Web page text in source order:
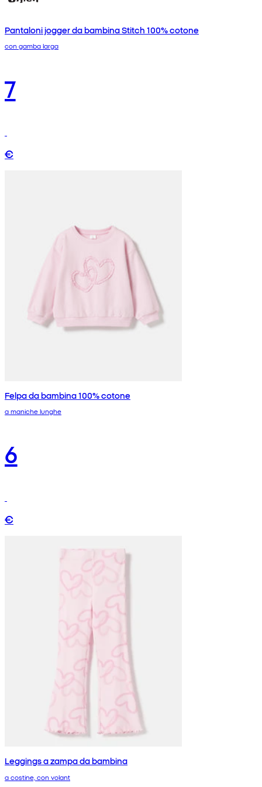
Pantaloni jogger da bambina Stitch 100% cotone
con gamba larga
7
€
Felpa da bambina 100% cotone
a maniche lunghe
6
€
Leggings a zampa da bambina
a costine, con volant